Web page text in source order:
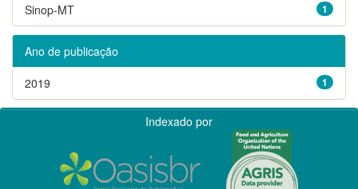
1
Sinop-MT
Ano de publicação
1
2019
Indexado por